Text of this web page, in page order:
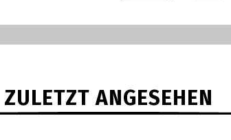
ZULETZT ANGESEHEN